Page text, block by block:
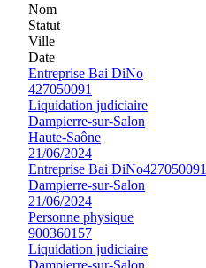
Nom
Statut
Ville
Date
Entreprise Bai DiNo
427050091
Liquidation judiciaire
Dampierre-sur-Salon
Haute-Saône
21/06/2024
Entreprise Bai DiNo427050091
Dampierre-sur-Salon
21/06/2024
Personne physique
900360157
Liquidation judiciaire
Dampierre-sur-Salon